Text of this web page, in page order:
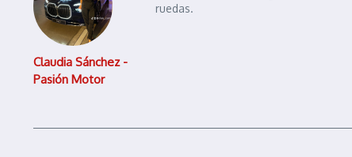
Claudia Sánchez -
Pasión Motor
ruedas.